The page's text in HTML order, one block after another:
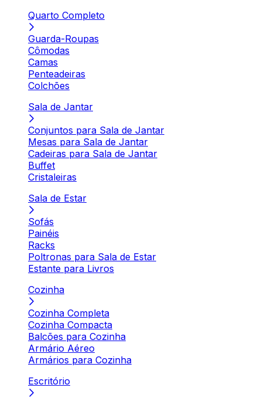
Quarto Completo
Guarda-Roupas
Cômodas
Camas
Penteadeiras
Colchões
Sala de Jantar
Conjuntos para Sala de Jantar
Mesas para Sala de Jantar
Cadeiras para Sala de Jantar
Buffet
Cristaleiras
Sala de Estar
Sofás
Painéis
Racks
Poltronas para Sala de Estar
Estante para Livros
Cozinha
Cozinha Completa
Cozinha Compacta
Balcões para Cozinha
Armário Aéreo
Armários para Cozinha
Escritório